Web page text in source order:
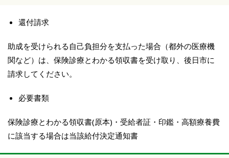
還付請求
助成を受けられる自己負担分を支払った場合（都外の医療機
関など）は、保険診療とわかる領収書を受け取り、後日市に
請求してください。
必要書類
保険診療とわかる領収書(原本)・受給者証・印鑑・高額療養費
に該当する場合は当該給付決定通知書